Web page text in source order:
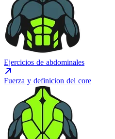
Ejercicios de abdominales
Fuerza y definicion del core